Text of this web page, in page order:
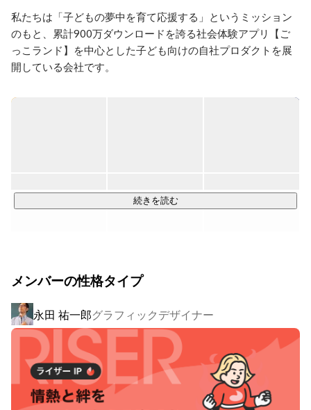
てグラフィックデザイナーとして勤務。
キッズスターが同モバイルコンテンツ制作会社から独立
し創業して以来継続して勤務。
主にアプリで使用するイラスト、UIの制作を担当。
私たちは「子どもの夢中を育て応援する」というミッション
のもと、累計900万ダウンロードを誇る社会体験アプリ【ご
っこランド】を中心とした子ども向けの自社プロダクトを展
開している会社です。
自社プロダクトはいずれも「楽しく」「身近に」「大人も一
キープ、GooglePlay内では「ごっこ遊び」というカテゴリを
ワード受賞など、高い評価をいただいています。
https://www.kidsstar.co.jp/gokkoland
▍地域体験ガイドブック「ジモトガイド」
子ども目線による地域の魅力が詰まったデジタルブックで
続きを読む
メンバーの性格タイプ
永田 祐一郎グラフィックデザイナー